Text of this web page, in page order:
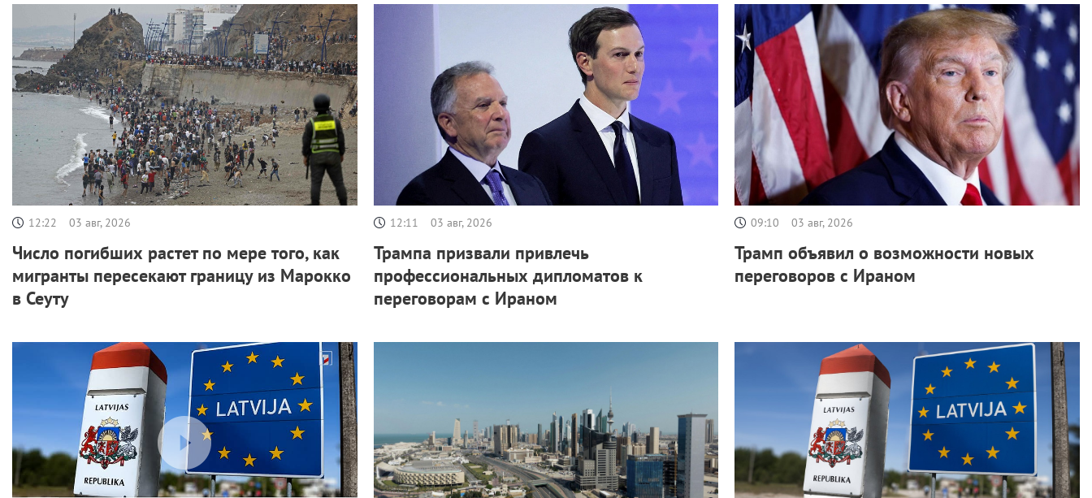
12:22 03 авг, 2026
Число погибших растет по мере того, как
мигранты пересекают границу из Марокко
в Сеуту
12:11 03 авг, 2026
Трампа призвали привлечь
профессиональных дипломатов к
переговорам с Ираном
09:10 03 авг, 2026
Трамп объявил о возможности новых
переговоров с Ираном